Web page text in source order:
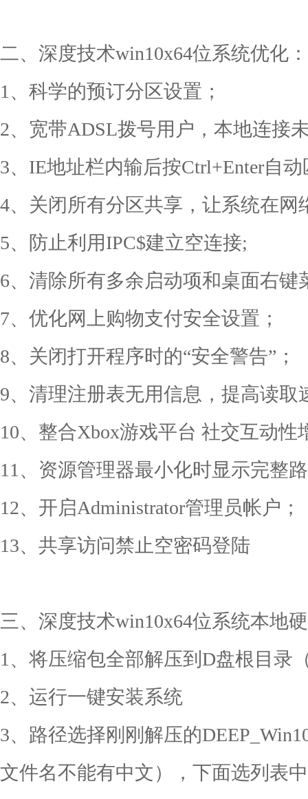
二、深度技术win10x64位系统优化：
1、科学的预订分区设置；
2、宽带ADSL拨号用户，本地连接
3、IE地址栏内输后按Ctrl+Enter自
4、关闭所有分区共享，让系统在网
5、防止利用IPC$建立空连接;
6、清除所有多余启动项和桌面右键
7、优化网上购物支付安全设置；
8、关闭打开程序时的“安全警告”；
9、清理注册表无用信息，提高读取
10、整合Xbox游戏平台 社交互动性
11、资源管理器最小化时显示完整
12、开启Administrator管理员帐户；
13、共享访问禁止空密码登陆
三、深度技术win10x64位系统本地
1、将压缩包全部解压到D盘根目录
2、运行一键安装系统
3、路径选择刚刚解压的
文件名不能有中文），下面选列表